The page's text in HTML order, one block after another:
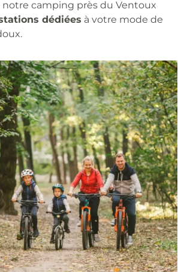
notre camping près du Ventoux
dédiées à votre mode de